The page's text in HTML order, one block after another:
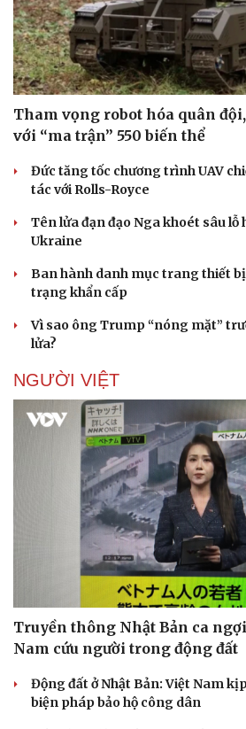
Doanh nghiệp
Thông tin doanh nghiệp
Doanh nghiệp 24h
Doanh nhân
Vì cộng đồng
Tin
Tham vọng robot hóa quân
với “ma trận” 550 biến thể
Đức tăng tốc chương trình UAV
tác với Rolls-Royce
Tên lửa đạn đạo Nga khoét sâu
Ukraine
Ban hành danh mục trang thiết
trạng khẩn cấp
Vì sao ông Trump “nóng mặt”
lửa?
NGƯỜI VIỆT
Truyền thông Nhật Bản ca
Nam cứu người trong động đất
Động đất ở Nhật Bản: Việt Nam
biện pháp bảo hộ công dân